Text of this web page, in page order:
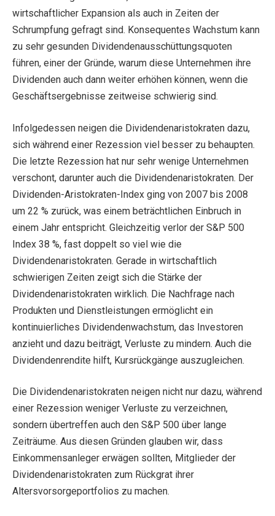
wirtschaftlicher Expansion als auch in Zeiten der
Schrumpfung gefragt sind. Konsequentes Wachstum kann
zu sehr gesunden Dividendenausschüttungsquoten
führen, einer der Gründe, warum diese Unternehmen ihre
Dividenden auch dann weiter erhöhen können, wenn die
Geschäftsergebnisse zeitweise schwierig sind.
Infolgedessen neigen die Dividendenaristokraten dazu,
sich während einer Rezession viel besser zu behaupten.
Die letzte Rezession hat nur sehr wenige Unternehmen
verschont, darunter auch die Dividendenaristokraten. Der
Dividenden-Aristokraten-Index ging von 2007 bis 2008
um 22 % zurück, was einem beträchtlichen Einbruch in
einem Jahr entspricht. Gleichzeitig verlor der S&P 500
Index 38 %, fast doppelt so viel wie die
Dividendenaristokraten. Gerade in wirtschaftlich
schwierigen Zeiten zeigt sich die Stärke der
Dividendenaristokraten wirklich. Die Nachfrage nach
Produkten und Dienstleistungen ermöglicht ein
kontinuierliches Dividendenwachstum, das Investoren
anzieht und dazu beiträgt, Verluste zu mindern. Auch die
Dividendenrendite hilft, Kursrückgänge auszugleichen.
Die Dividendenaristokraten neigen nicht nur dazu, während
einer Rezession weniger Verluste zu verzeichnen,
sondern übertreffen auch den S&P 500 über lange
Zeiträume. Aus diesen Gründen glauben wir, dass
Einkommensanleger erwägen sollten, Mitglieder der
Dividendenaristokraten zum Rückgrat ihrer
Altersvorsorgeportfolios zu machen.